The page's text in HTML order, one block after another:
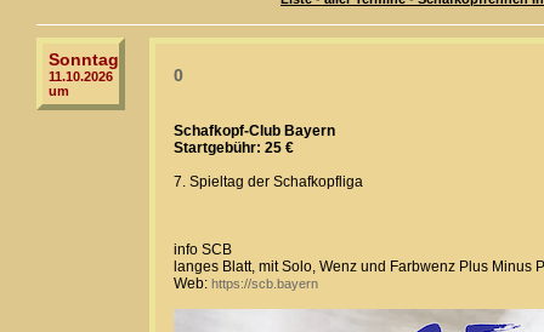
Sonntag
11.10.2026
um
0
Schafkopf-Club Bayern
Startgebühr: 25 €
7. Spieltag der Schafkopfliga
info SCB
langes Blatt, mit Solo, Wenz und Farbwenz Plus Minus
Web: https://scb.bayern